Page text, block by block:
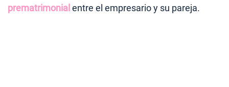
prematrimonial entre el empresario y su pareja.